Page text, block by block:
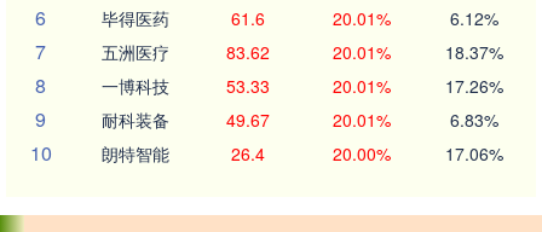
6 毕得医药 61.6 20.01% 6.12%
7 五洲医疗 83.62 20.01% 18.37%
8 一博科技 53.33 20.01% 17.26%
9 耐科装备 49.67 20.01% 6.83%
10 朗特智能 26.4 20.00% 17.06%